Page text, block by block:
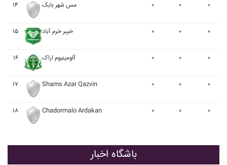
۱۴ مس شهر بابک ۰ ۰ ۰
۱۵ خيبر خرم آباد ۰ ۰ ۰
۱۶ آلومينيوم اراک ۰ ۰ ۰
۱۷ Shams Azar Qazvin ۰ ۰ ۰
۱۸ Chadormalo Ardakan ۰ ۰ ۰
باشگاه اخبار